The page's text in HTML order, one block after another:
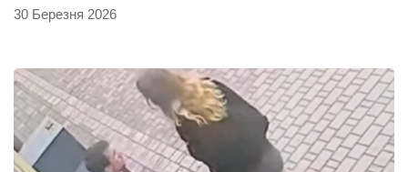
30 Березня 2026